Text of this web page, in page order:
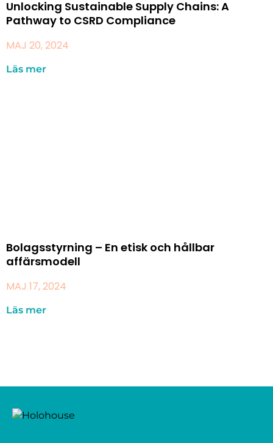
Unlocking Sustainable Supply Chains: A
Pathway to CSRD Compliance
MAJ 20, 2024
Läs mer
Bolagsstyrning – En etisk och hållbar
affärsmodell
MAJ 17, 2024
Läs mer